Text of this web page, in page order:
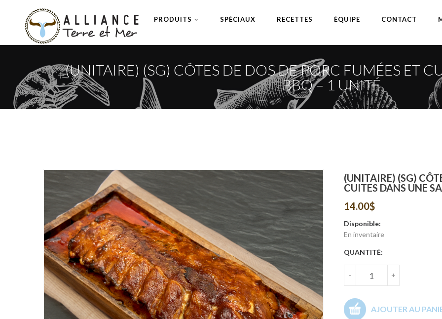
PRODUITS SPÉCIAUX RECETTES ÉQUIPE CONTACT
(UNITAIRE) (SG) CÔTES DE DOS DE PORC FUMÉES ET
BBQ – 1 UNITÉ
(UNITAIRE) (SG)
CUITES DANS UNE
14.00$
Disponible:
En inventaire
QUANTITÉ:
- +
AJOUTER AU